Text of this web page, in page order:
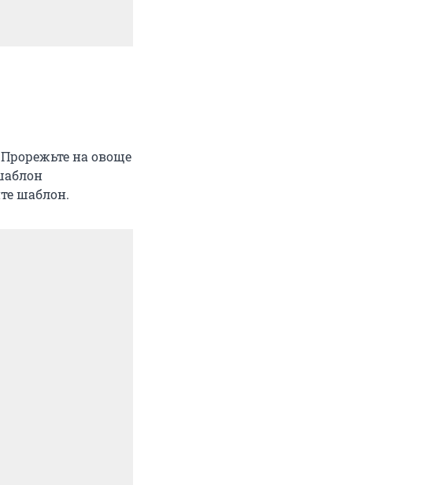
на овоще
шаблон.